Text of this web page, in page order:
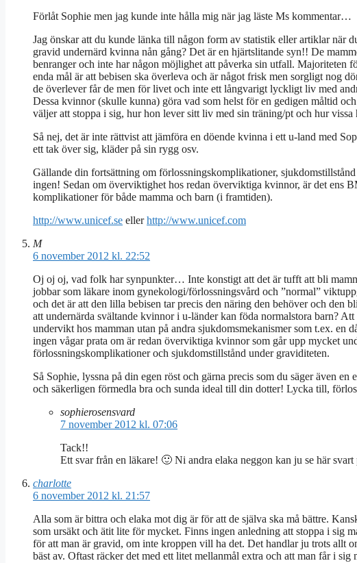
Förlåt Sophie men jag kunde inte hålla mig när jag läste Ms kommentar…
Jag önskar att du kunde länka till någon form av statistik eller artiklar när
gravid undernärd kvinna nån gång? Det är en hjärtslitande syn!! De
benranger och inte har någon möjlighet att påverka sin utfall. Majoriteten
enda mål är att bebisen ska överleva och är något frisk men sorgligt nog
de överlever får de men för livet och inte ett långvarigt lyckligt liv med
Dessa kvinnor (skulle kunna) göra vad som helst för en gedigen måltid
väljer att stoppa i sig, hur hon lever sitt liv med sin träning/pt och hur vissa
Så nej, det är inte rättvist att jämföra en döende kvinna i ett u-land med
ett tak över sig, kläder på sin rygg osv.
Gällande din fortsättning om förlossningskomplikationer,
ingen! Sedan om överviktighet hos redan överviktiga kvinnor, är det ens
komplikationer för både mamma och barn (i framtiden).
http://www.unicef.se ellerhttp://www.unicef.com
M
6 november 2012 kl. 22:52
Oj oj oj, vad folk har synpunkter… Inte konstigt att det är tufft att bli
jobbar som läkare inom gynekologi/förlossningsvård och ”normal”
och det är att den lilla bebisen tar precis den näring den behöver och den
att undernärda svältande kvinnor i u-länder kan föda normalstora barn?
undervikt hos mamman utan på andra sjukdomsmekanismer som t.ex. en
ingen vågar prata om är redan överviktiga kvinnor som går upp mycket
förlossningskomplikationer och sjukdomstillstånd under graviditeten.
Så Sophie, lyssna på din egen röst och gärna precis som du säger även
och säkerligen förmedla bra och sunda ideal till din dotter! Lycka till,
sophierosensvard
7 november 2012 kl. 07:06
Tack!!
Ett svar från en läkare! 🙂 Ni andra elaka neggon kan ju se här
charlotte
6 november 2012 kl. 21:57
Alla som är bittra och elaka mot dig är för att de själva ska må bättre.
som ursäkt och ätit lite för mycket. Finns ingen anledning att stoppa i sig
för att man är gravid, om inte kroppen vill ha det. Det handlar ju trots allt
bäst av. Oftast räcker det med ett litet mellanmål extra och att man får i sig